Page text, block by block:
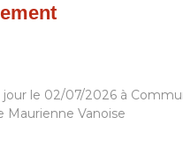
le 02/07/2026 à
Vanoise